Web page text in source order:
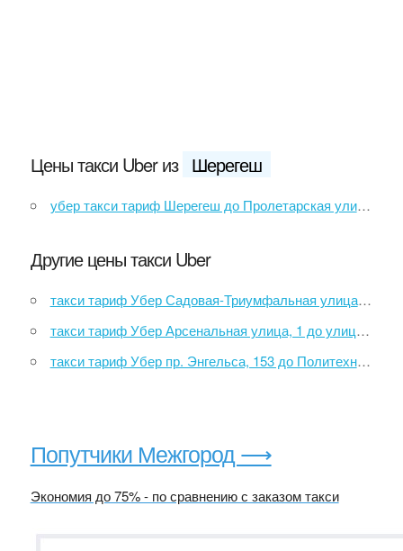
Цены такси Uber из Шерегеш
убер такси тариф Шерегеш до Пролетарская улица, 210
Другие цены такси Uber
такси тариф Убер Садовая-Триумфальная улица до улица Медиков, 8
такси тариф Убер Арсенальная улица, 1 до улица Марата, 5
такси тариф Убер пр. Энгельса, 153 до Политехническая улица, 1
Попутчики Межгород ⟶
Экономия до 75% - по сравнению с заказом такси